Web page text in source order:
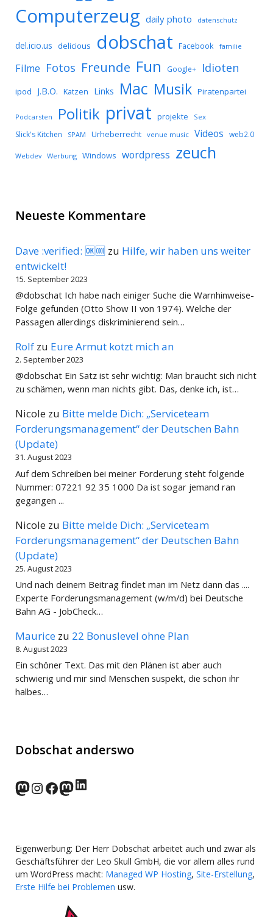
Computerzeug daily photo datenschutz
del.icio.us delicious dobschat Facebook familie
Filme Fotos Freunde Fun Google+ Idioten
ipod J.B.O. Katzen Links Mac Musik Piratenpartei
Podcarsten Politik privat projekte Sex
Slick's Kitchen SPAM Urheberrecht venue music Videos web2.0
Webdev Werbung Windows wordpress zeuch
Neueste Kommentare
Dave :verified: 🆗🆒 zu Hilfe, wir haben uns weiter
entwickelt!
15. September 2023
@dobschat Ich habe nach einiger Suche die Warnhinweise-
Folge gefunden (Otto Show II von 1974). Welche der
Passagen allerdings diskriminierend sein…
Rolf zu Eure Armut kotzt mich an
2. September 2023
@dobschat Ein Satz ist sehr wichtig: Man braucht sich nicht
zu schämen, wenn man nichts gibt. Das, denke ich, ist…
Nicole zu Bitte melde Dich: „Serviceteam
Forderungsmanagement“ der Deutschen Bahn
(Update)
31. August 2023
Auf dem Schreiben bei meiner Forderung steht folgende
Nummer: 07221 92 35 1000 Da ist sogar jemand ran
gegangen ...
Nicole zu Bitte melde Dich: „Serviceteam
Forderungsmanagement“ der Deutschen Bahn
(Update)
25. August 2023
Und nach deinem Beitrag findet man im Netz dann das ....
Experte Forderungsmanagement (w/m/d) bei Deutsche
Bahn AG - JobCheck…
Maurice zu 22 Bonuslevel ohne Plan
8. August 2023
Ein schöner Text. Das mit den Plänen ist aber auch
schwierig und mir sind Menschen suspekt, die schon ihr
halbes…
Dobschat anderswo
norden.social
Instagram
Facebook
wp-punks.social
LinkedIn
Eigenwerbung: Der Herr Dobschat arbeitet auch und zwar als
Geschäftsführer der Leo Skull GmbH, die vor allem alles rund
um WordPress macht: Managed WP Hosting, Site-Erstellung,
Erste Hilfe bei Problemen usw.